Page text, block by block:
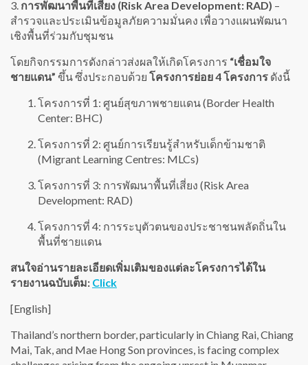
3. การพัฒนาพื้นที่เสี่ยง (Risk Area Development: RAD) –
สำรวจและประเมินข้อมูลภัยความมั่นคง เพื่อวางแผนพัฒนา
เชิงพื้นที่ร่วมกับชุมชน
โดยกิจกรรมการดังกล่าวส่งผลให้เกิดโครงการ “เชื่อมใจ
ชายแดน” ขึ้น ซึ่งประกอบด้วย โครงการย่อย 4 โครงการ ดังนี้
โครงการที่ 1: ศูนย์สุขภาพชายแดน (Border Health
Center: BHC)
โครงการที่ 2: ศูนย์การเรียนรู้สำหรับเด็กข้ามชาติ
(Migrant Learning Centres: MLCs)
โครงการที่ 3: การพัฒนาพื้นที่เสี่ยง (Risk Area
Development: RAD)
โครงการที่ 4: การระบุตัวตนของประชาชนพลัดถิ่นใน
พื้นที่ชายแดน
สนใจอ่านรายละเอียดเพิ่มเติมของแต่ละโครงการได้ใน
รายงานฉบับเต็ม: Click
[English]
Thailand’s northern border, particularly in Chiang Rai, Chiang
Mai, Tak, and Mae Hong Son provinces, is facing complex